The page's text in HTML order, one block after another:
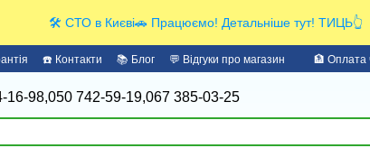
🛠️ СТО в Києві🚗 Працюємо! Детальніше тут! ТИЦЬ👆
☎️ Контакти 📚 Блог 💬 Відгуки про магазин 🏦 Оплата
16-98,050 742-59-19,067 385-03-25